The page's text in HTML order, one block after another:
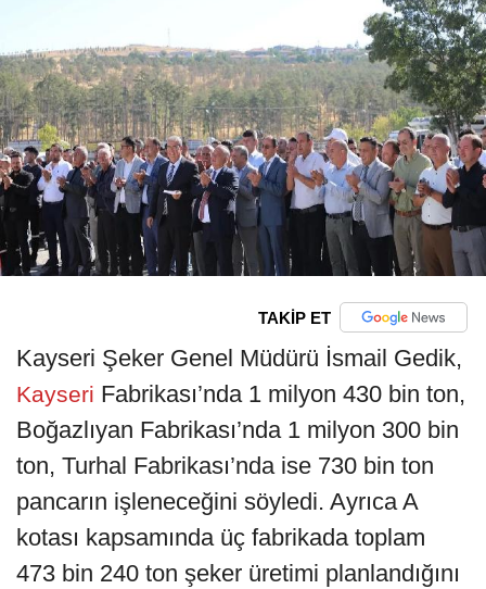
TAKİP ET
Kayseri Şeker Genel Müdürü İsmail Gedik,
Kayseri Fabrikası’nda 1 milyon 430 bin ton,
Boğazlıyan Fabrikası’nda 1 milyon 300 bin
ton, Turhal Fabrikası’nda ise 730 bin ton
pancarın işleneceğini söyledi. Ayrıca A
kotası kapsamında üç fabrikada toplam
473 bin 240 ton şeker üretimi planlandığını